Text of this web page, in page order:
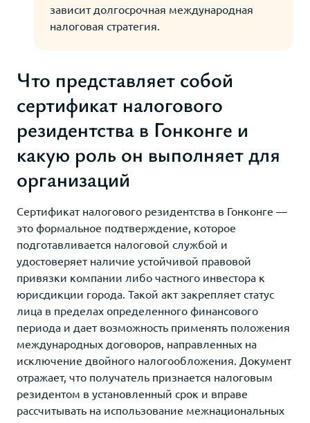
зависит долгосрочная международная
налоговая стратегия.
Что представляет собой
сертификат налогового
резидентства в Гонконге и
какую роль он выполняет для
организаций
Сертификат налогового резидентства в Гонконге —
это формальное подтверждение, которое
подготавливается налоговой службой и
удостоверяет наличие устойчивой правовой
привязки компании либо частного инвестора к
юрисдикции города. Такой акт закрепляет статус
лица в пределах определенного финансового
периода и дает возможность применять положения
международных договоров, направленных на
исключение двойного налогообложения. Документ
отражает, что получатель признается налоговым
резидентом в установленный срок и вправе
рассчитывать на использование межнациональных